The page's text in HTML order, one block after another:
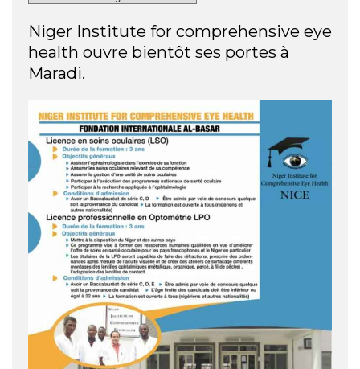
Niger Institute for comprehensive eye
health ouvre bientôt ses portes à
Maradi.